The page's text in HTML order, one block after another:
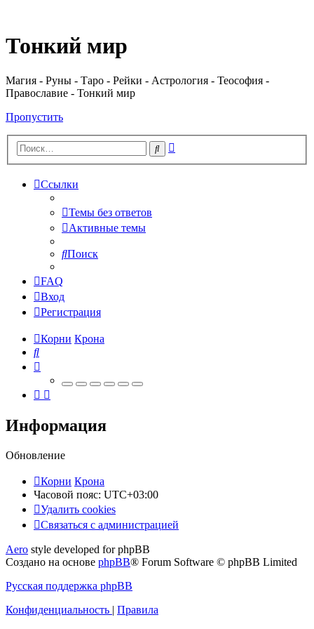
Тонкий мир
Магия - Руны - Таро - Рейки - Астрология - Теософия -
Православие - Тонкий мир
Пропустить
Поиск
Ссылки
Темы без ответов
Активные темы
Поиск
FAQ
Вход
Регистрация
Корни Крона
Поиск
Информация
Обновление
Корни Крона
Часовой пояс: UTC+03:00
Удалить cookies
Связаться
администрацией
Связаться с администрацией
Aero style developed for phpBB
Создано на основе phpBB® Forum Software © phpBB Limited
Русская поддержка phpBB
Конфиденциальность | Правила